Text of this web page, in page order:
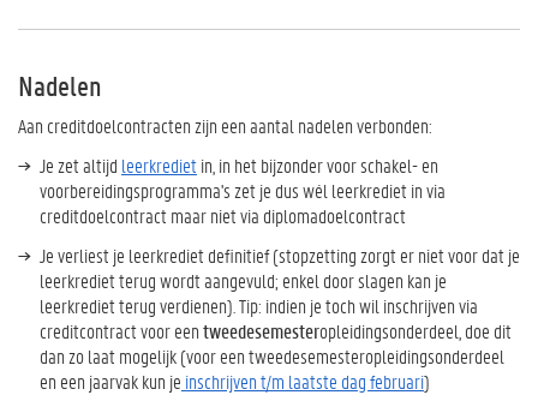
Nadelen
Aan creditdoelcontracten zijn een aantal nadelen verbonden:
Je zet altijd leerkredietin, in het bijzonder voor schakel- en
voorbereidingsprogramma's zet je dus wél leerkrediet in via
creditdoelcontract maar niet via diplomadoelcontract
Je verliest je leerkrediet definitief (stopzetting zorgt er niet voor dat je
leerkrediet terug wordt aangevuld; enkel door slagen kan je
leerkrediet terug verdienen). Tip: indien je toch wil inschrijven via
creditcontract voor eentweedesemesteropleidingsonderdeel, doe dit
dan zo laat mogelijk (voor een tweedesemesteropleidingsonderdeel
en een jaarvak kun je inschrijven t/m laatste dag februari)